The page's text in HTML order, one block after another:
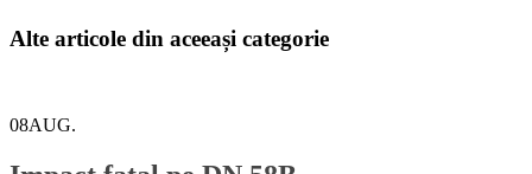
Alte articole din aceeași categorie
08AUG.